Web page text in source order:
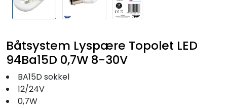
Båtsystem Lyspære Topolet LED
94Ba15D 0,7W 8-30V
BA15D sokkel
12/24V
0,7W